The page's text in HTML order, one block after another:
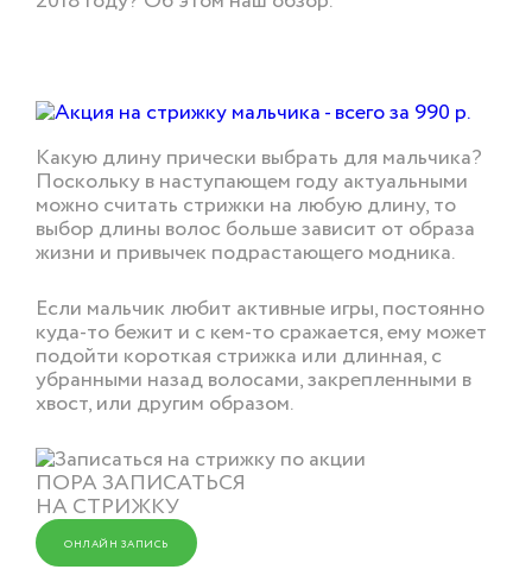
Какую длину прически выбрать для мальчика?
Поскольку в наступающем году актуальными
можно считать стрижки на любую длину, то
выбор длины волос больше зависит от образа
жизни и привычек подрастающего модника.
Если мальчик любит активные игры, постоянно
куда-то бежит и с кем-то сражается, ему может
подойти короткая стрижка или длинная, с
убранными назад волосами, закрепленными в
хвост, или другим образом.
ПОРА ЗАПИСАТЬСЯ
НА СТРИЖКУ
ОНЛАЙН ЗАПИСЬ